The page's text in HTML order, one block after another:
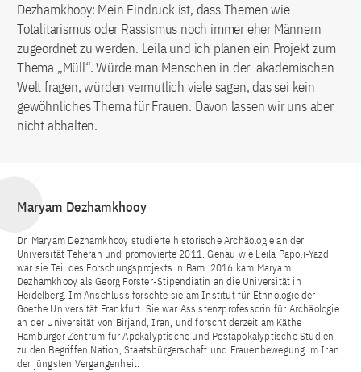
Dezhamkhooy: Mein Eindruck ist, dass Themen wie
Totalitarismus oder Rassismus noch immer eher Männern
zugeordnet zu werden. Leila und ich planen ein Projekt zum
Thema „Müll“. Würde man Menschen in der akademischen
Welt fragen, würden vermutlich viele sagen, das sei kein
gewöhnliches Thema für Frauen. Davon lassen wir uns aber
nicht abhalten.
Maryam Dezhamkhooy
Dr. Maryam Dezhamkhooy studierte historische Archäologie an der
Universität Teheran und promovierte 2011. Genau wie Leila Papoli-Yazdi
war sie Teil des Forschungsprojekts in Bam. 2016 kam Maryam
Dezhamkhooy als Georg Forster-Stipendiatin an die Universität in
Heidelberg. Im Anschluss forschte sie am Institut für Ethnologie der
Goethe Universität Frankfurt. Sie war Assistenzprofessorin für Archäologie
an der Universität von Birjand, Iran, und forscht derzeit am Käthe
Hamburger Zentrum für Apokalyptische und Postapokalyptische Studien
zu den Begriffen Nation, Staatsbürgerschaft und Frauenbewegung im Iran
der jüngsten Vergangenheit.